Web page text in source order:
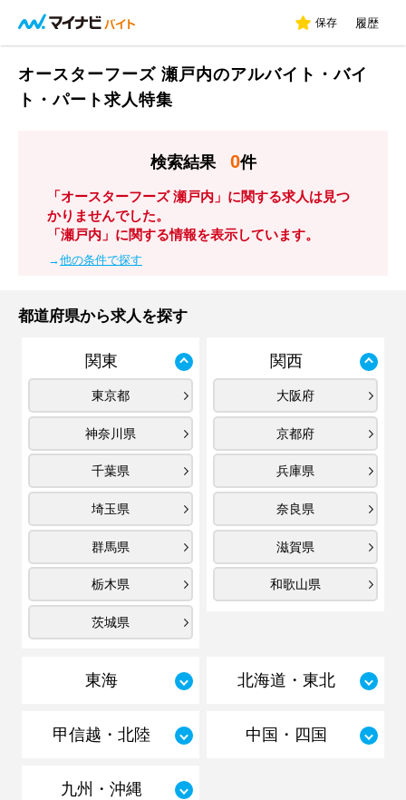
保存 履歴
オースターフーズ 瀬戸内のアルバイト・バイ
ト・パート求人特集
検索結果 0件
「オースターフーズ 瀬戸内」に関する求人は見つ
かりませんでした。
「瀬戸内」に関する情報を表示しています。
→他の条件で探す
都道府県から求人を探す
関東
東京都
神奈川県
千葉県
埼玉県
群馬県
栃木県
茨城県
関西
大阪府
京都府
兵庫県
奈良県
滋賀県
和歌山県
東海 北海道・東北
甲信越・北陸 中国・四国
九州・沖縄